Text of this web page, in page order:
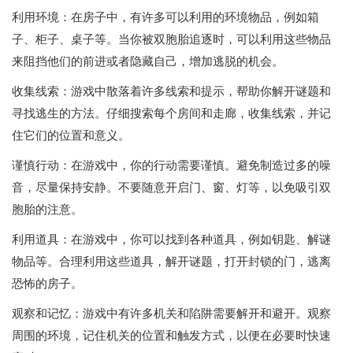
利用环境：在房子中，有许多可以利用的环境物品，例如箱
子、柜子、桌子等。当你被双胞胎追逐时，可以利用这些物品
来阻挡他们的前进或者隐藏自己，增加逃脱的机会。
收集线索：游戏中散落着许多线索和提示，帮助你解开谜题和
寻找逃生的方法。仔细搜索每个房间和走廊，收集线索，并记
住它们的位置和意义。
谨慎行动：在游戏中，你的行动需要谨慎。避免制造过多的噪
音，尽量保持安静。不要随意开启门、窗、灯等，以免吸引双
胞胎的注意。
利用道具：在游戏中，你可以找到各种道具，例如钥匙、解谜
物品等。合理利用这些道具，解开谜题，打开封锁的门，逃离
恐怖的房子。
观察和记忆：游戏中有许多机关和陷阱需要解开和避开。观察
周围的环境，记住机关的位置和触发方式，以便在必要时快速